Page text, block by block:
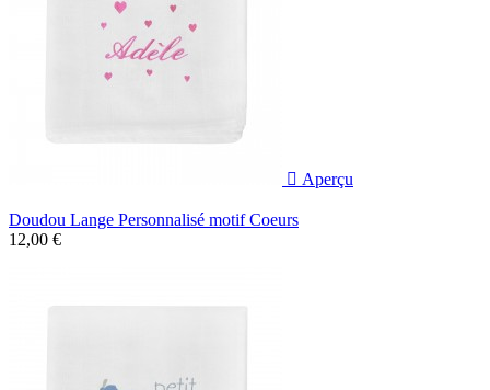
 Aperçu
Doudou Lange Personnalisé motif Coeurs
12,00 €